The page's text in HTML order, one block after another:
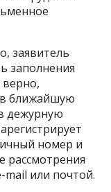
заявитель
заполнения
верно,
ближайшую
дежурную
номер и
рассмотрения
или почтой.